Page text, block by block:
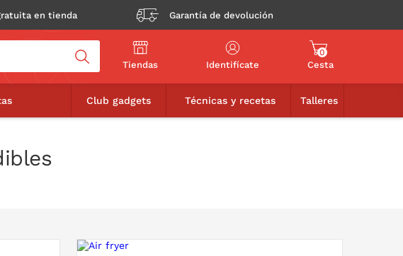
en tienda Garantía de devolución
Tiendas Identifícate
0
Cesta
Club gadgets Técnicas y recetas Talleres